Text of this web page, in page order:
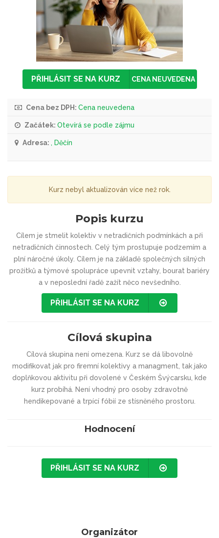
PŘIHLÁSIT SE NA KURZ CENA NEUVEDENA
Cena bez DPH: Cena neuvedena
Začátek: Otevírá se podle zájmu
Adresa: , Děčín
Kurz nebyl aktualizován více než rok.
Popis kurzu
Cílem je stmelit kolektiv v netradičních podmínkách a při
netradičních činnostech. Celý tým prostupuje podzemím a
plní náročné úkoly. Cílem je na základě společných silných
prožitků a týmové spolupráce upevnit vztahy, bourat bariéry
a v neposlední řadě zažít něco nevšedního.
PŘIHLÁSIT SE NA KURZ
Cílová skupina
Cílová skupina není omezena. Kurz se dá libovolně
modifikovat jak pro firemní kolektivy a managment, tak jako
doplňkovou aktivitu při dovolené v Českém Švýcarsku, kde
kurz probíhá. Není vhodný pro osoby zdravotně
hendikepované a trpící fóbií ze stísněného prostoru.
Hodnocení
PŘIHLÁSIT SE NA KURZ
Organizátor